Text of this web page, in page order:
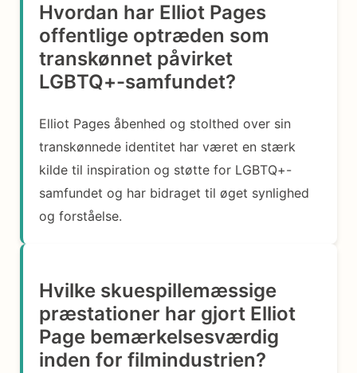
Hvordan har Elliot Pages
offentlige optræden som
transkønnet påvirket
LGBTQ+-samfundet?
Elliot Pages åbenhed og stolthed over sin
transkønnede identitet har været en stærk
kilde til inspiration og støtte for LGBTQ+-
samfundet og har bidraget til øget synlighed
og forståelse.
Hvilke skuespillemæssige
præstationer har gjort Elliot
Page bemærkelsesværdig
inden for filmindustrien?